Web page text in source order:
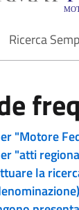
Ricerca
"Motore
"atti
la